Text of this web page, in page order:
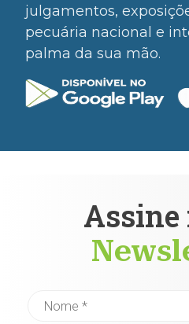
julgamentos,
pecuária nacional e
palma da sua mão.
Assine